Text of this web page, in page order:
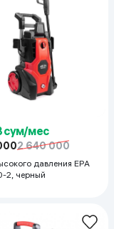
сум/мес
2 640 000
давления EPA
2, черный